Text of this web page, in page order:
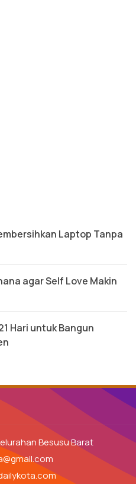
Laptop Tanpa
agar Self Love Makin
Hari untuk Bangun
Besusu Barat